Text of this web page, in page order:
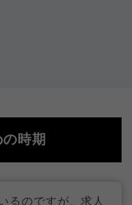
時期
るのですが、求人